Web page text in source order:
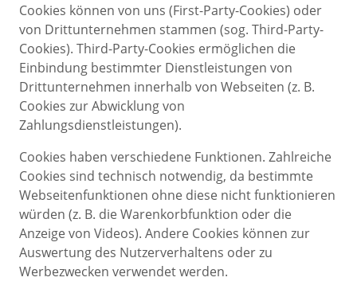
Cookies können von uns (First-Party-Cookies) oder
von Drittunternehmen stammen (sog. Third-Party-
Cookies). Third-Party-Cookies ermöglichen die
Einbindung bestimmter Dienstleistungen von
Drittunternehmen innerhalb von Webseiten (z. B.
Cookies zur Abwicklung von
Zahlungsdienstleistungen).
Cookies haben verschiedene Funktionen. Zahlreiche
Cookies sind technisch notwendig, da bestimmte
Webseitenfunktionen ohne diese nicht funktionieren
würden (z. B. die Warenkorbfunktion oder die
Anzeige von Videos). Andere Cookies können zur
Auswertung des Nutzerverhaltens oder zu
Werbezwecken verwendet werden.